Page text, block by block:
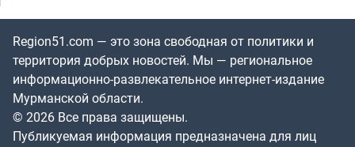
Region51.com — это зона свободная от политики и
территория добрых новостей. Мы — региональное
информационно-развлекательное интернет-издание
Мурманской области.
© 2026 Все права защищены.
Публикуемая информация предназначена для лиц